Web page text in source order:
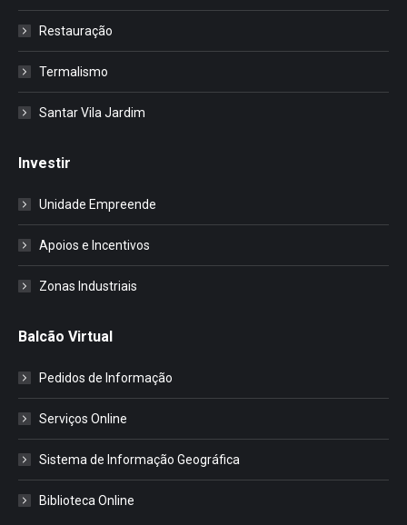
Restauração
Termalismo
Santar Vila Jardim
Investir
Unidade Empreende
Apoios e Incentivos
Zonas Industriais
Balcão Virtual
Pedidos de Informação
Serviços Online
Sistema de Informação Geográfica
Biblioteca Online